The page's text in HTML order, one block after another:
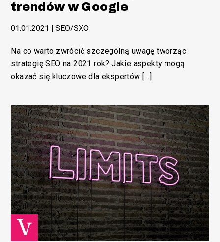
trendów w Google
01.01.2021 |SEO/SXO
Na co warto zwrócić szczególną uwagę tworząc
strategię SEO na 2021 rok? Jakie aspekty mogą
okazać się kluczowe dla ekspertów […]